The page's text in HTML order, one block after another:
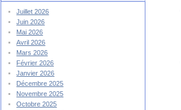
Juillet 2026
Juin 2026
Mai 2026
Avril 2026
Mars 2026
Février 2026
Janvier 2026
Décembre 2025
Novembre 2025
Octobre 2025